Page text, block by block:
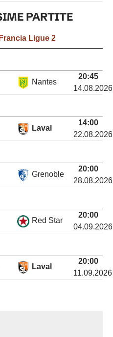
PARTITE
Francia Ligue 2
Nantes
20:45
14.08.2026
Laval
14:00
22.08.2026
Grenoble
20:00
28.08.2026
Red Star
20:00
04.09.2026
Laval
20:00
11.09.2026